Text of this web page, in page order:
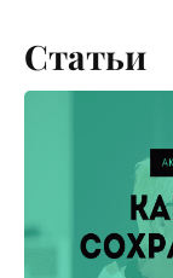
Статьи